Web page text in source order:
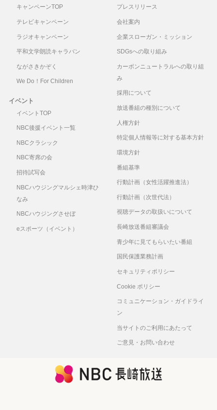
キャンペーンTOP
テレビキャンペーン
ラジオキャンペーン
平和文学朗読キャラバン
ながさきかぞく
We Do！For Children
イベント
イベントTOP
NBC後援イベント一覧
NBCクラシック
NBC寄席の会
招待試写会
NBCハウジングマルシェ時津ひ
なみ
NBCハウジングさせぼ
eスポーツ（イベント）
プレスリリース
会社案内
企業スローガン・ミッション
SDGsへの取り組み
カーボンニュートラルへの取り組
み
採用について
放送番組の種別について
人権方針
特定個人情報等に対する基本方針
環境方針
番組基準
行動計画（女性活躍推進法）
行動計画（次世代法）
視聴データの取扱いについて
長崎放送番組審議会
青少年に見てもらいたい番組
国民保護業務計画
セキュリティポリシー
Cookie ポリシー
コミュニケーション・ガイドライ
ン
当サイトのご利用にあたって
ご意見・お問い合わせ